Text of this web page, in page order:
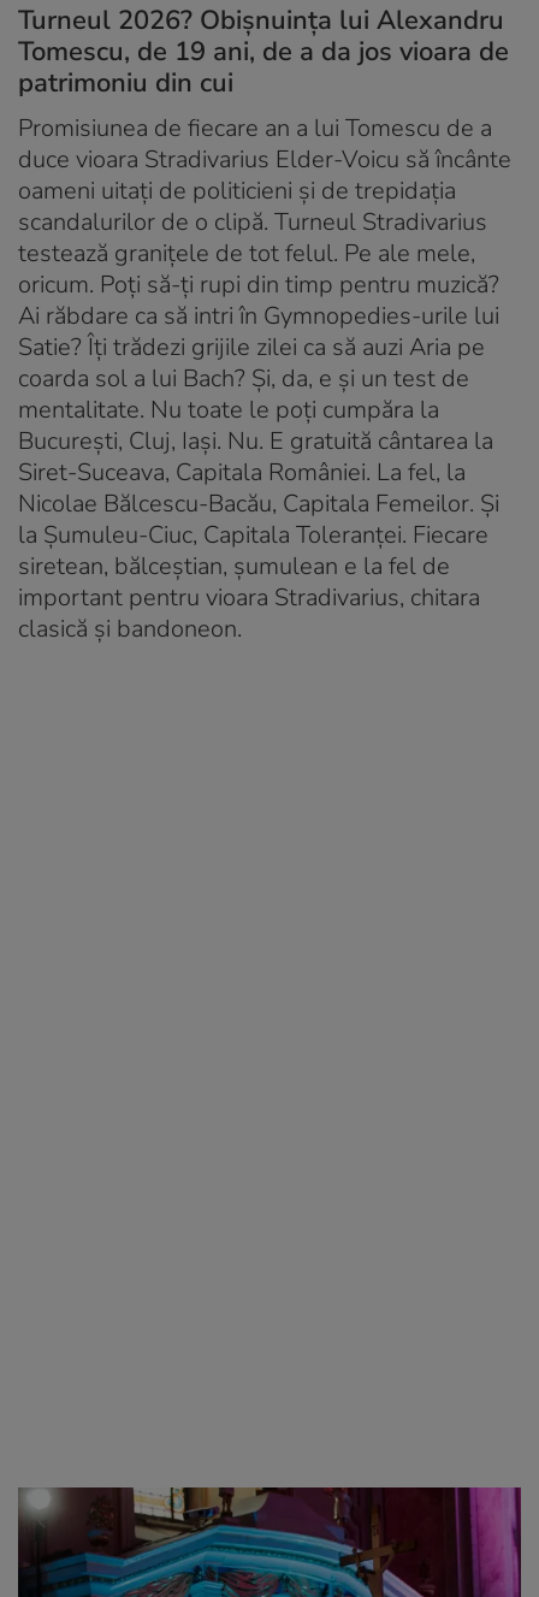
Turneul 2026? Obișnuința lui Alexandru
Tomescu, de 19 ani, de a da jos vioara de
patrimoniu din cui
Promisiunea de fiecare an a lui Tomescu de a
duce vioara Stradivarius Elder-Voicu să încânte
oameni uitați de politicieni și de trepidația
scandalurilor de o clipă. Turneul Stradivarius
testează granițele de tot felul. Pe ale mele,
oricum. Poți să-ți rupi din timp pentru muzică?
Ai răbdare ca să intri în Gymnopedies-urile lui
Satie? Îți trădezi grijile zilei ca să auzi Aria pe
coarda sol a lui Bach? Și, da, e și un test de
mentalitate. Nu toate le poți cumpăra la
București, Cluj, Iași. Nu. E gratuită cântarea la
Siret-Suceava, Capitala României. La fel, la
Nicolae Bălcescu-Bacău, Capitala Femeilor. Și
la Șumuleu-Ciuc, Capitala Toleranței. Fiecare
siretean, bălceștian, șumulean e la fel de
important pentru vioara Stradivarius, chitara
clasică și bandoneon.